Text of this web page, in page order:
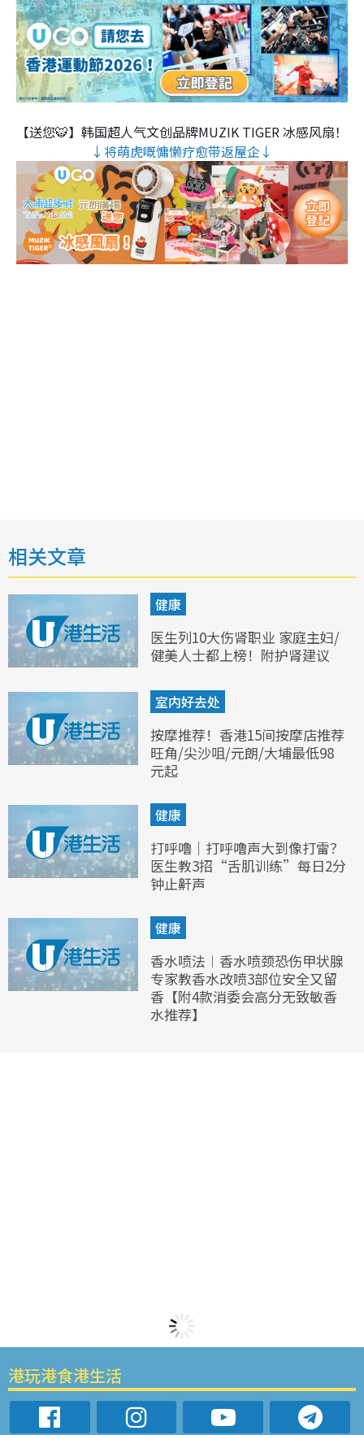
【送您🐯】韩国超人气文创品牌MUZIK TIGER 冰感风扇！
↓将萌虎嘅慵懒疗愈带返屋企↓
相关文章
健康
医生列10大伤肾职业 家庭主妇/
健美人士都上榜！附护肾建议
室内好去处
按摩推荐！香港15间按摩店推荐
旺角/尖沙咀/元朗/大埔最低98
元起
健康
打呼噜｜打呼噜声大到像打雷？
医生教3招“舌肌训练”每日2分
钟止鼾声
健康
香水喷法︱香水喷颈恐伤甲状腺
专家教香水改喷3部位安全又留
香【附4款消委会高分无致敏香
水推荐】
港玩港食港生活